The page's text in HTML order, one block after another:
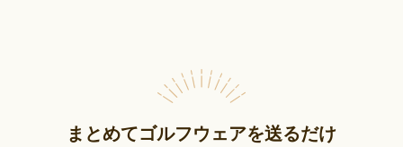
まとめてゴルフウェアを送るだけ